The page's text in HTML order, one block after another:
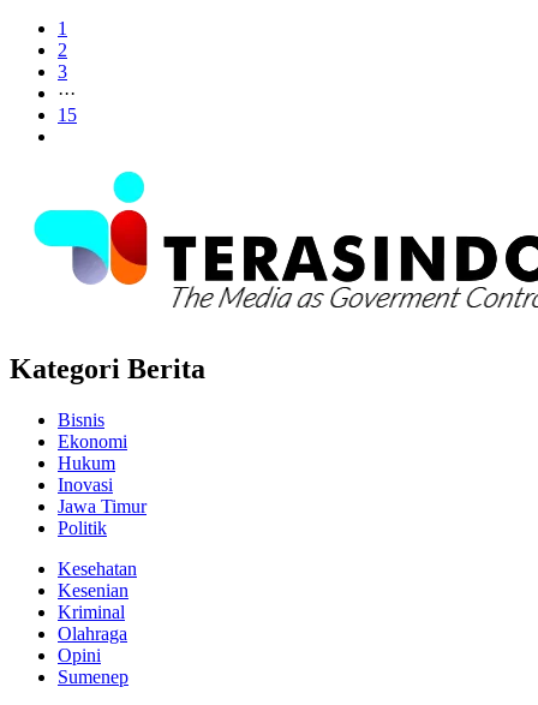
1
2
3
···
15
Kategori Berita
Bisnis
Ekonomi
Hukum
Inovasi
Jawa Timur
Politik
Kesehatan
Kesenian
Kriminal
Olahraga
Opini
Sumenep